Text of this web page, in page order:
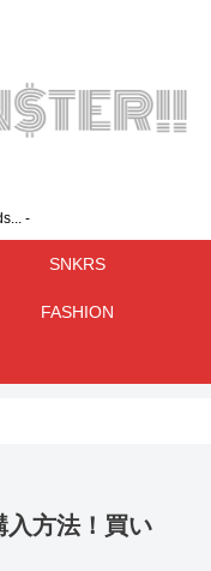
-
SNKRS
FASHION
方法！買い